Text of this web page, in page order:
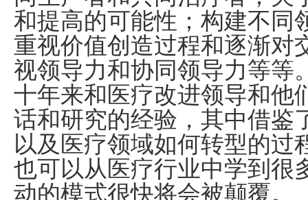
和提高的可能性；构建不同
重视价值创造过程和逐渐对
视领导力和协同领导力等等
十年来和医疗改进领导和他
话和研究的经验，其中借鉴
以及医疗领域如何转型的过
也可以从医疗行业中学到很
动的模式很快将会被颠覆。